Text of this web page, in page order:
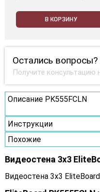
В КОРЗИНУ
Остались вопросы?
Получите консультацию
Описание PK555FCLN
Инструкции
Похожие
Видеостена 3x3
Видеостена 3x3